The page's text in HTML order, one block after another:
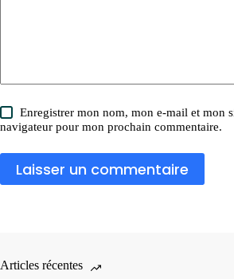
Enregistrer mon nom, mon e-mail et mon
navigateur pour mon prochain commentaire.
Laisser un commentaire
Articles récentes